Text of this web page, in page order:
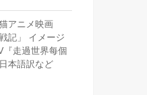
アニメ映画
記」 イメージ
『走過世界每個
本語訳など